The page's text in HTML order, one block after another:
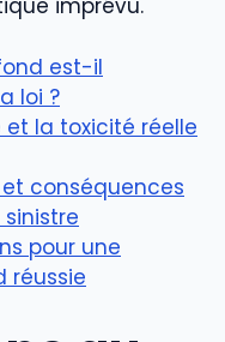
imprévu.
est-il
loi ?
et la toxicité réelle
conséquences
pour une
réussie